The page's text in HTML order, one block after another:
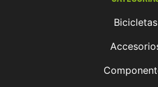
Bicicletas